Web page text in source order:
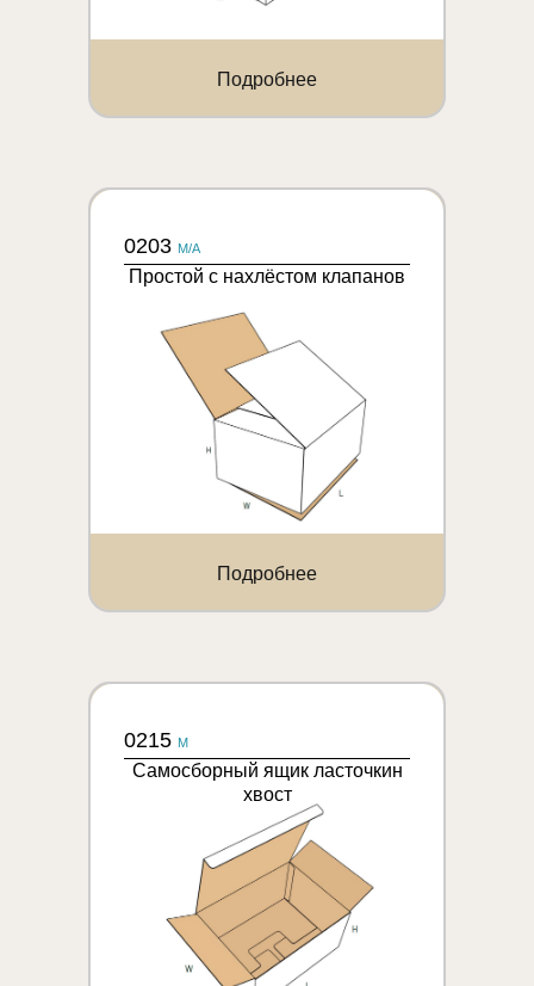
Подробнее
0203 M/A
Простой с нахлёстом клапанов
Подробнее
0215 M
Самосборный ящик ласточкин
хвост